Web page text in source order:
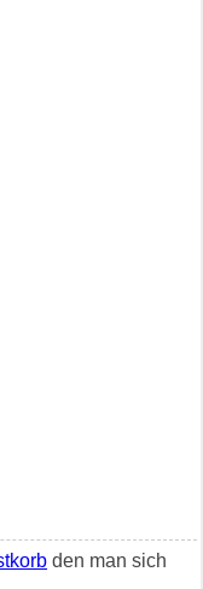
den man sich